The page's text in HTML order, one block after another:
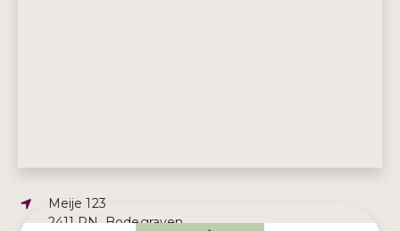
Adres:
Meije 123
2411 PN, Bodegraven